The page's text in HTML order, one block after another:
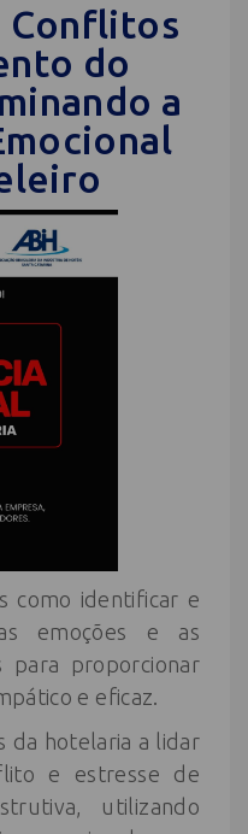
Conflitos
do
a
como identificar e
emoções e as
para proporcionar
e eficaz.
da hotelaria a lidar
e estresse de
utilizando